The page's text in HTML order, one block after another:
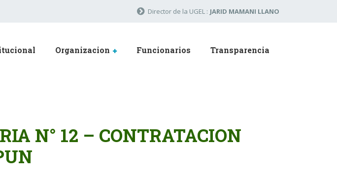
Director de la UGEL : JARID MAMANI LLANO
Organizacion Funcionarios Transparencia
N° 12 – CONTRATACION